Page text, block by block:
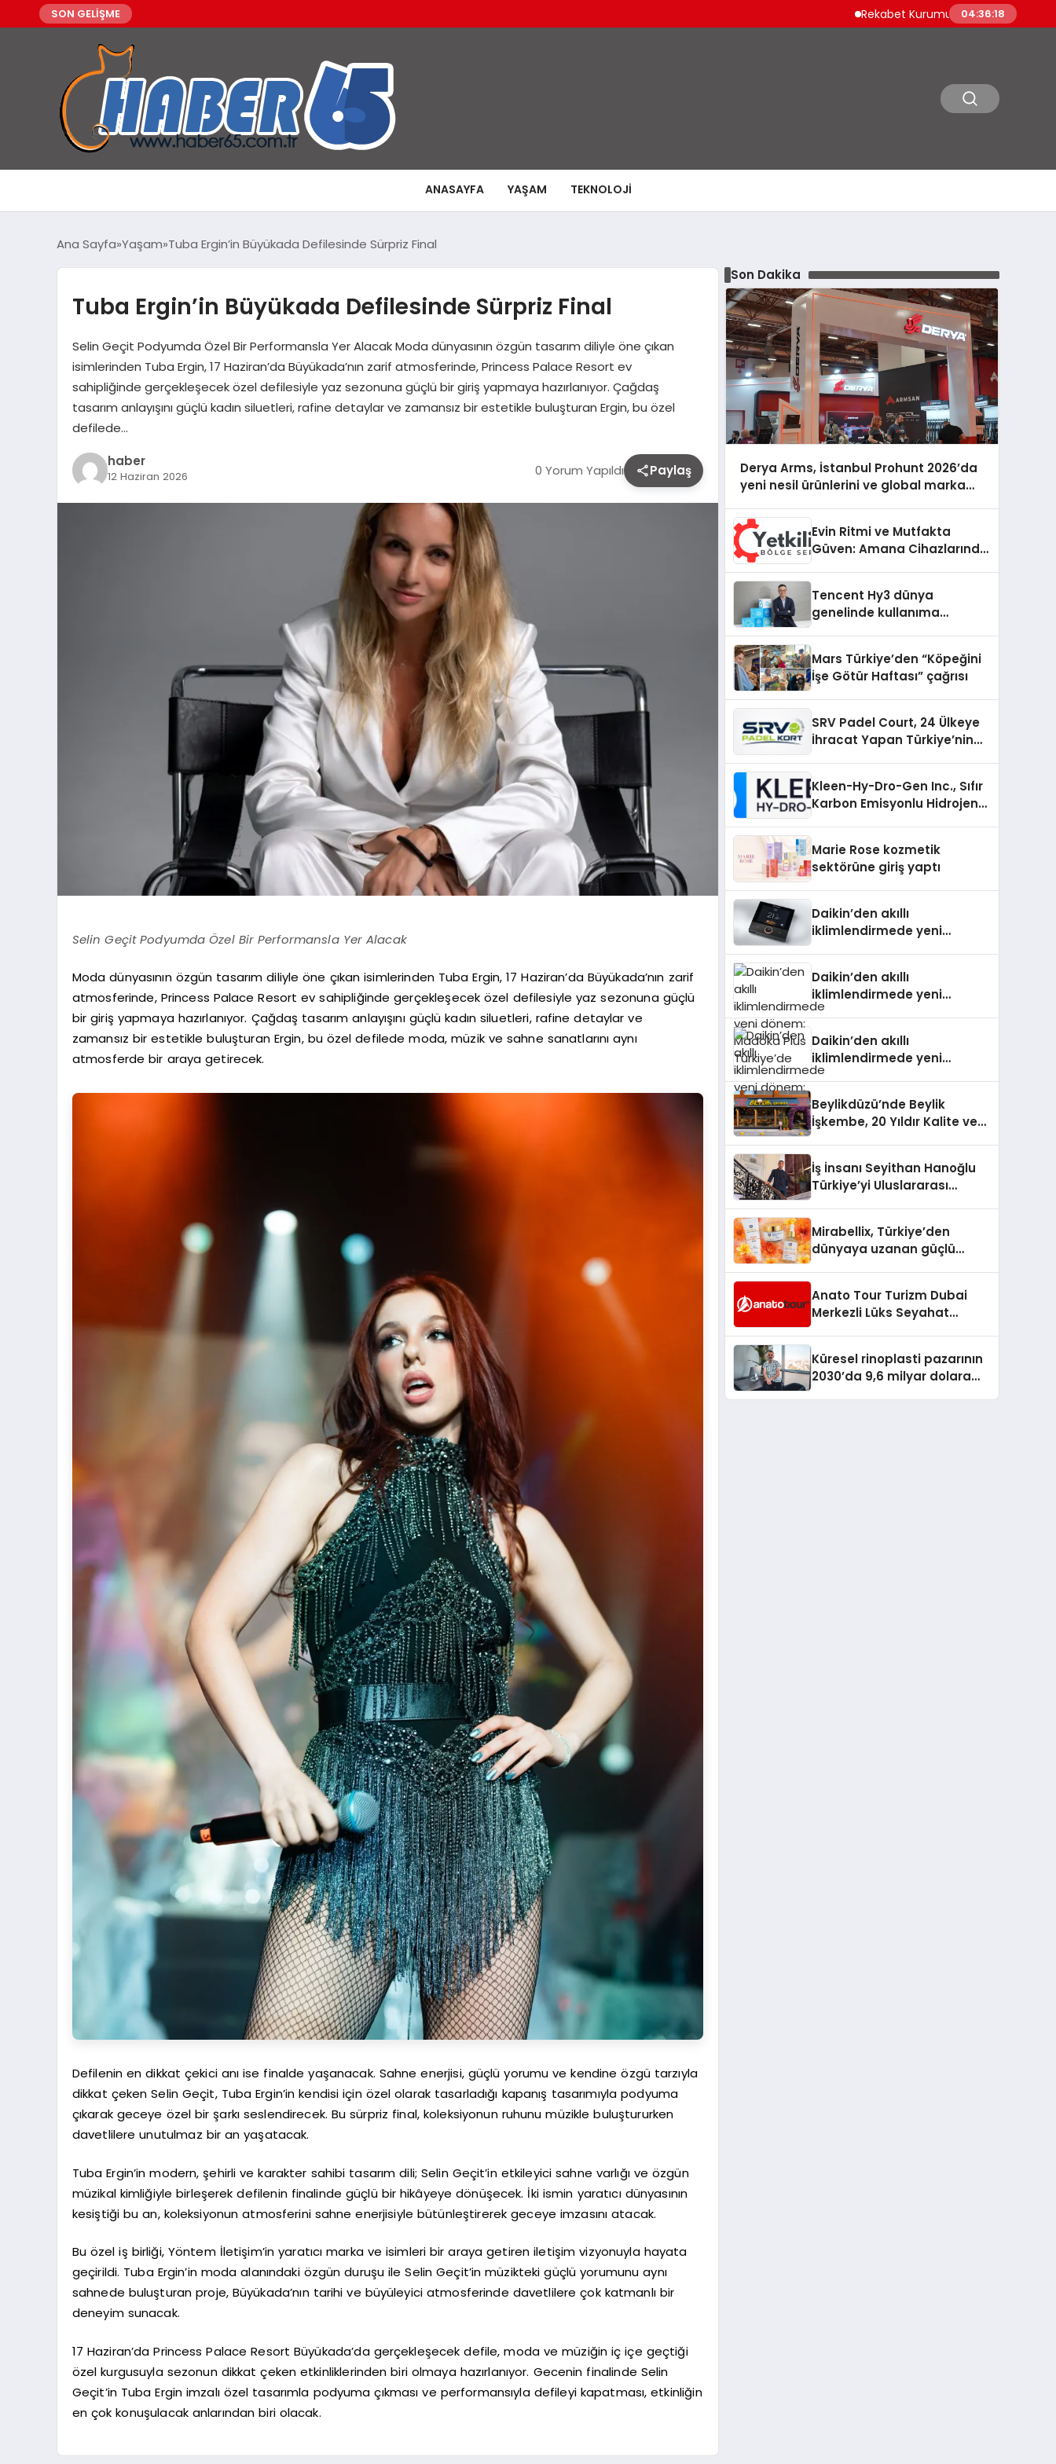
SON GELİŞME Rekabet Kurumu Burun Spreyi Pazarında 24
04:36:20
ANASAYFA YAŞAM TEKNOLOJI
Ana Sayfa Yaşam Tuba Ergin’in Büyükada Defilesinde Sürpriz Final
Tuba Ergin’in Büyükada Defilesinde Sürpriz Final
Selin Geçit Podyumda Özel Bir Performansla Yer Alacak Moda dünyasının özgün tasarım diliyle öne çıkan
isimlerinden Tuba Ergin, 17 Haziran’da Büyükada’nın zarif atmosferinde, Princess Palace Resort ev
sahipliğinde gerçekleşecek özel defilesiyle yaz sezonuna güçlü bir giriş yapmaya hazırlanıyor. Çağdaş
tasarım anlayışını güçlü kadın siluetleri, rafine detaylar ve zamansız bir estetikle buluşturan Ergin, bu özel
defilede…
haber
12 Haziran 2026 0 Yorum Yapıldı Paylaş
Selin Geçit Podyumda Özel Bir Performansla Yer Alacak
Moda dünyasının özgün tasarım diliyle öne çıkan isimlerinden Tuba Ergin, 17 Haziran’da Büyükada’nın zarif
atmosferinde, Princess Palace Resort ev sahipliğinde gerçekleşecek özel defilesiyle yaz sezonuna güçlü
bir giriş yapmaya hazırlanıyor. Çağdaş tasarım anlayışını güçlü kadın siluetleri, rafine detaylar ve
zamansız bir estetikle buluşturan Ergin, bu özel defilede moda, müzik ve sahne sanatlarını aynı
atmosferde bir araya getirecek.
Defilenin en dikkat çekici anı ise finalde yaşanacak. Sahne enerjisi, güçlü yorumu ve kendine özgü tarzıyla
dikkat çeken Selin Geçit, Tuba Ergin’in kendisi için özel olarak tasarladığı kapanış tasarımıyla podyuma
çıkarak geceye özel bir şarkı seslendirecek. Bu sürpriz final, koleksiyonun ruhunu müzikle buluştururken
davetlilere unutulmaz bir an yaşatacak.
Tuba Ergin’in modern, şehirli ve karakter sahibi tasarım dili; Selin Geçit’in etkileyici sahne varlığı ve özgün
müzikal kimliğiyle birleşerek defilenin finalinde güçlü bir hikâyeye dönüşecek. İki ismin yaratıcı dünyasının
kesiştiği bu an, koleksiyonun atmosferini sahne enerjisiyle bütünleştirerek geceye imzasını atacak.
Bu özel iş birliği, Yöntem İletişim’in yaratıcı marka ve isimleri bir araya getiren iletişim vizyonuyla hayata
geçirildi. Tuba Ergin’in moda alanındaki özgün duruşu ile Selin Geçit’in müzikteki güçlü yorumunu aynı
sahnede buluşturan proje, Büyükada’nın tarihi ve büyüleyici atmosferinde davetlilere çok katmanlı bir
deneyim sunacak.
17 Haziran’da Princess Palace Resort Büyükada’da gerçekleşecek defile, moda ve müziğin iç içe geçtiği
özel kurgusuyla sezonun dikkat çeken etkinliklerinden biri olmaya hazırlanıyor. Gecenin finalinde Selin
Geçit’in Tuba Ergin imzalı özel tasarımla podyuma çıkması ve performansıyla defileyi kapatması, etkinliğin
en çok konuşulacak anlarından biri olacak.
Son Dakika
Derya Arms, İstanbul Prohunt 2026’da
yeni nesil ürünlerini ve global marka
Evin Ritmi ve Mutfakta
Güven: Amana Cihazlarında
Tencent Hy3 dünya
genelinde kullanıma
Mars Türkiye’den “Köpeğini
İşe Götür Haftası” çağrısı
SRV Padel Court, 24 Ülkeye
İhracat Yapan Türkiye’nin
Kleen-Hy-Dro-Gen Inc., Sıfır
Karbon Emisyonlu Hidrojen
Aldı
Marie Rose kozmetik
sektörüne giriş yaptı
Daikin’den akıllı
iklimlendirmede yeni
Daikin’den akıllı
iklimlendirmede yeni
dönem: Madoka Plus
Daikin’den akıllı
iklimlendirmede yeni
dönem: Madoka Plus
Beylikdüzü’nde Beylik
İşkembe, 20 Yıldır Kalite ve
İş İnsanı Seyithan Hanoğlu
Türkiye’yi Uluslararası
Mirabellix, Türkiye’den
dünyaya uzanan güçlü
Anato Tour Turizm Dubai
Merkezli Lüks Seyahat
Küresel rinoplasti pazarının
2030’da 9,6 milyar dolara